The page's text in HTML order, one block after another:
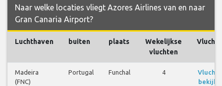
Naar welke locaties vliegt Azores Airlines van en naar
Gran Canaria Airport?
Luchthaven buiten plaats
Wekelijkse
vluchten
Madeira
(FNC)
Portugal Funchal 4